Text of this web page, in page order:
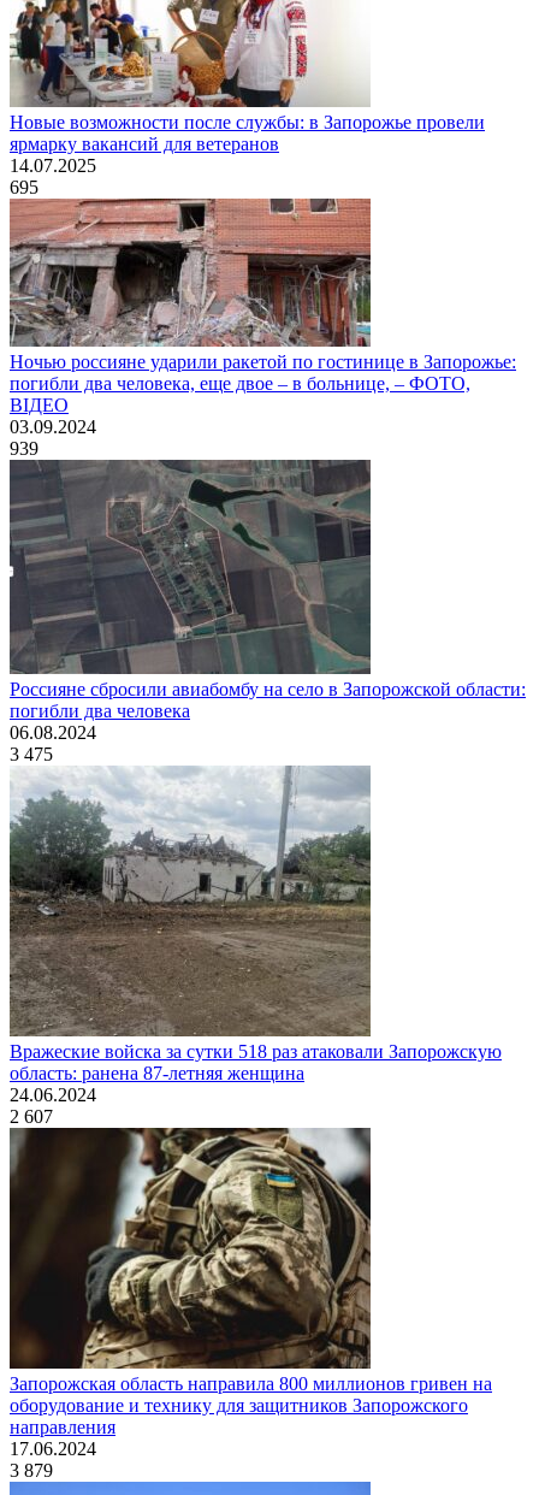
Новые возможности после службы: в Запорожье провели
ярмарку вакансий для ветеранов
14.07.2025
695
Ночью россияне ударили ракетой по гостинице в Запорожье:
погибли два человека, еще двое – в больнице, – ФОТО,
ВІДЕО
03.09.2024
939
Россияне сбросили авиабомбу на село в Запорожской области:
погибли два человека
06.08.2024
3 475
Вражеские войска за сутки 518 раз атаковали Запорожскую
область: ранена 87-летняя женщина
24.06.2024
2 607
Запорожская область направила 800 миллионов гривен на
оборудование и технику для защитников Запорожского
направления
17.06.2024
3 879